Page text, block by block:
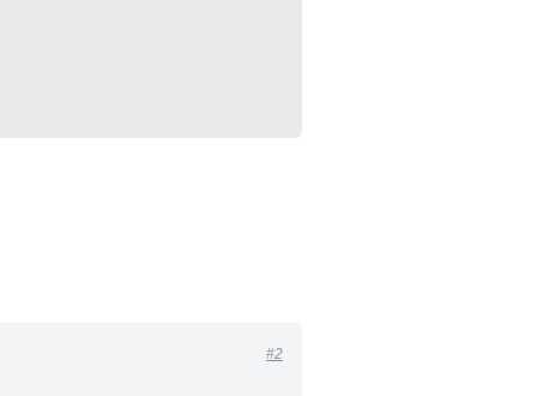
#2